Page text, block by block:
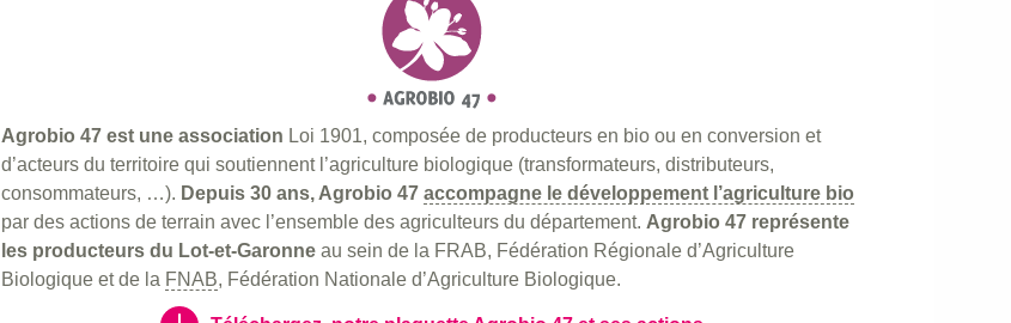
Agrobio 47 est une association Loi 1901, composée de producteurs en bio ou en conversion et
d’acteurs du territoire qui soutiennent l’agriculture biologique (transformateurs, distributeurs,
consommateurs, …). Depuis 30 ans, Agrobio 47 accompagne le développement l’agriculture bio
par des actions de terrain avec l’ensemble des agriculteurs du département. Agrobio 47 représente
les producteurs du Lot-et-Garonne au sein de la FRAB, Fédération Régionale d’Agriculture
Biologique et de la FNAB, Fédération Nationale d’Agriculture Biologique.